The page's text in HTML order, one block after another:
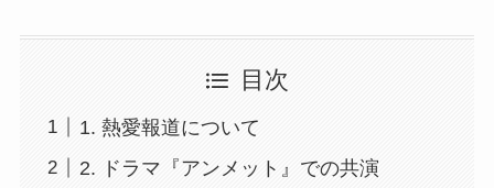
目次
1. 熱愛報道について
2. ドラマ『アンメット』での共演